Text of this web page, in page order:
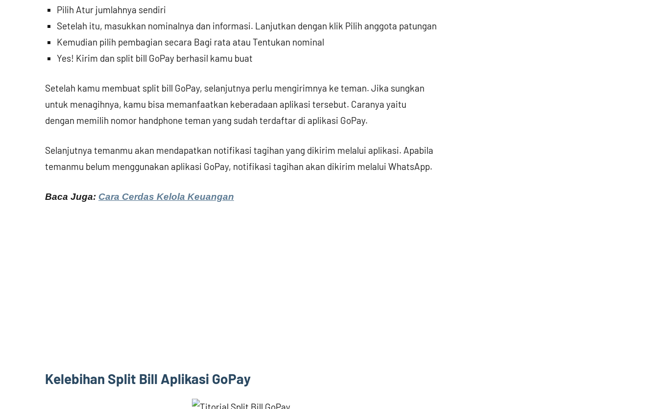
Pilih Atur jumlahnya sendiri
Setelah itu, masukkan nominalnya dan informasi. Lanjutkan dengan klik Pilih anggota patungan
Kemudian pilih pembagian secara Bagi rata atau Tentukan nominal
Yes! Kirim dan split bill GoPay berhasil kamu buat
Setelah kamu membuat split bill GoPay, selanjutnya perlu mengirimnya ke teman. Jika sungkan
untuk menagihnya, kamu bisa memanfaatkan keberadaan aplikasi tersebut. Caranya yaitu
dengan memilih nomor handphone teman yang sudah terdaftar di aplikasi GoPay.
Selanjutnya temanmu akan mendapatkan notifikasi tagihan yang dikirim melalui aplikasi. Apabila
temanmu belum menggunakan aplikasi GoPay, notifikasi tagihan akan dikirim melalui WhatsApp.
Baca Juga: Cara Cerdas Kelola Keuangan
Kelebihan Split Bill Aplikasi GoPay